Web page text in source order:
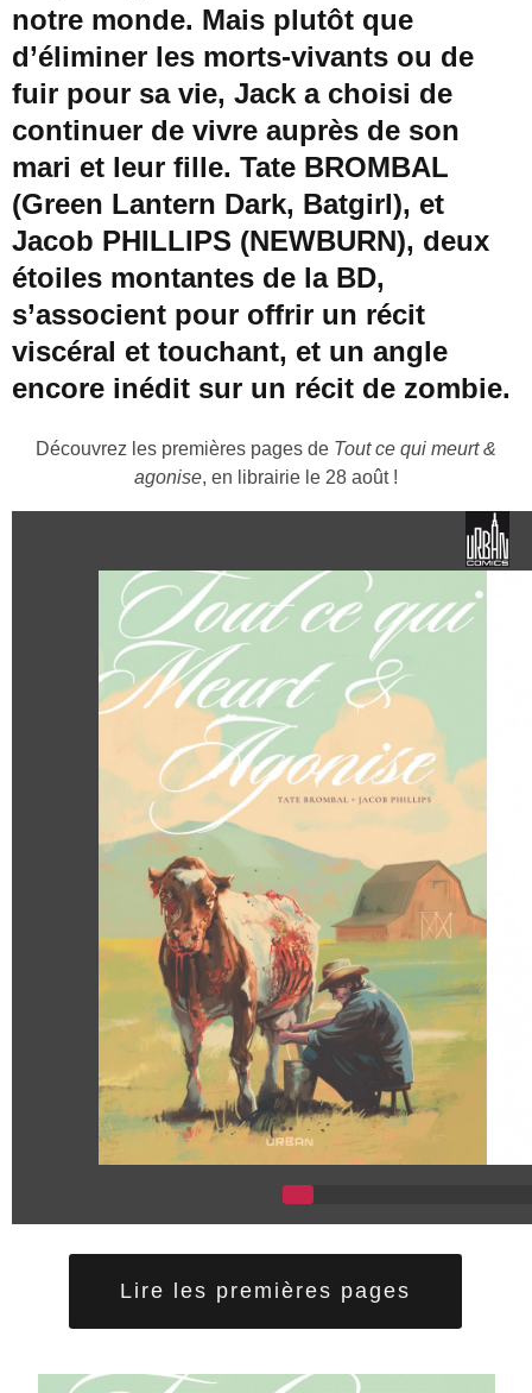
notre monde. Mais plutôt que
d’éliminer les morts-vivants ou de
fuir pour sa vie, Jack a choisi de
continuer de vivre auprès de son
mari et leur fille. Tate BROMBAL
(Green Lantern Dark, Batgirl), et
Jacob PHILLIPS (NEWBURN), deux
étoiles montantes de la BD,
s’associent pour offrir un récit
viscéral et touchant, et un angle
encore inédit sur un récit de zombie.
Découvrez les premières pages de Tout ce qui meurt &
agonise, en librairie le 28 août !
Lire les premières pages